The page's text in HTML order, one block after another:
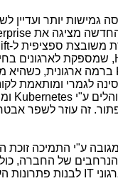
גמישות יותר ועדיין
החדשה מציגה את
משובצת ספציפית ל-
, שמספקת לארגונים
ברמה ארגונית, כשהיא
לגמרי ומותאמת
ע"י Kubernetes
זה עוזר לשפר
ע"י התמיכה זוכת
של החברה,
IT לבנות פתרונות